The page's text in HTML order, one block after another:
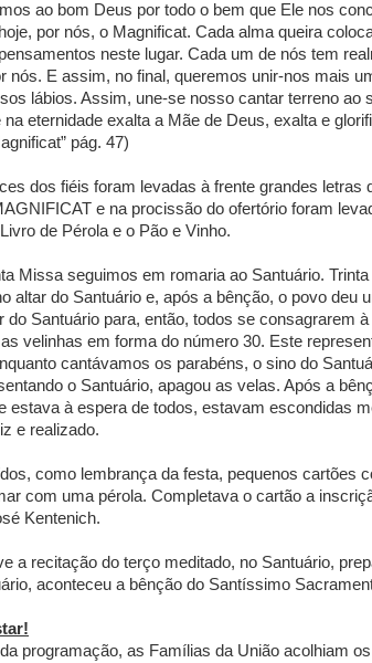
ao bom Deus por todo o bem que Ele nos
por nós, o Magnificat. Cada alma queira
neste lugar. Cada um de nós tem
nós. E assim, no final, queremos unir-nos mais
lábios. Assim, une-se nosso cantar terreno
na eternidade exalta a Mãe de Deus, exalta e
pág. 47)
dos fiéis foram levadas à frente grandes
e na procissão do ofertório foram
de Pérola e o Pão e Vinho.
Missa seguimos em romaria ao Santuário.
altar do Santuário e, após a bênção, o povo
do Santuário para, então, todos se consagrarem
velinhas em forma do número 30. Este
cantávamos os parabéns, o sino do
o Santuário, apagou as velas. Após a
estava à espera de todos, estavam escondidas
e realizado.
como lembrança da festa, pequenos cartões
com uma pérola. Completava o cartão a
Kentenich.
a recitação do terço meditado, no Santuário,
aconteceu a bênção do Santíssimo
programação, as Famílias da União acolhiam